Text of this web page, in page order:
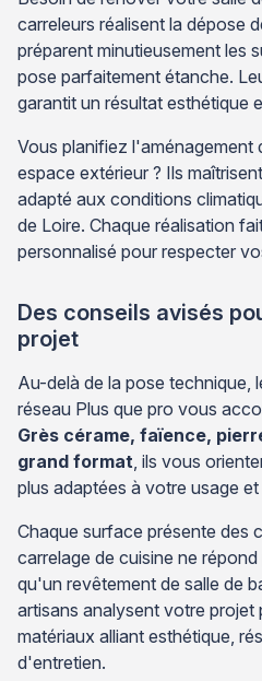
carreleurs réalisent la dépose
préparent minutieusement les
pose parfaitement étanche.
garantit un résultat esthétique
Vous planifiez l'aménagement
espace extérieur ? Ils
adapté aux conditions
de Loire. Chaque réalisation
personnalisé pour respecter
Des conseils avisés
projet
Au-delà de la pose technique,
réseau Plus que pro vous
Grès cérame, faïence,
grand format, ils vous
plus adaptées à votre usage
Chaque surface présente des
carrelage de cuisine ne
qu'un revêtement de salle de
artisans analysent votre
matériaux alliant esthétique,
d'entretien.